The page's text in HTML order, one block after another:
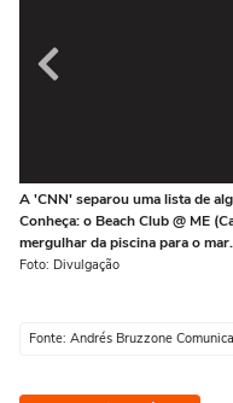
A 'CNN' separou uma lista de
Conheça: o Beach Club @ ME
mergulhar da piscina para o
Foto: Divulgação
Fonte: Andrés Bruzzone